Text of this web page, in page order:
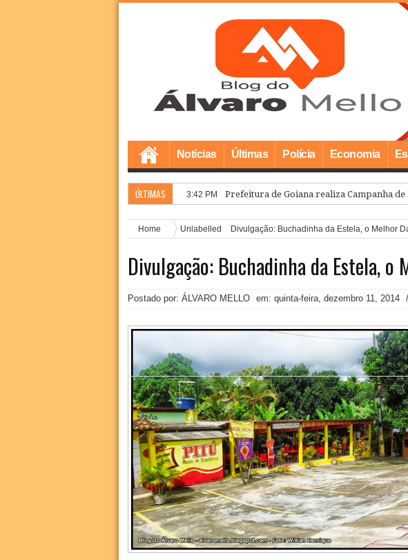
Notícias Últimas Polícia Economia
ÚLTIMAS 3:42 PM Prefeitura de Goiana realiza Campanha de
Home Unlabelled Divulgação: Buchadinha da Estela, o Melhor
Divulgação: Buchadinha da Estela, o
Postado por: ÁLVARO MELLO em: quinta-feira, dezembro 11, 2014 /